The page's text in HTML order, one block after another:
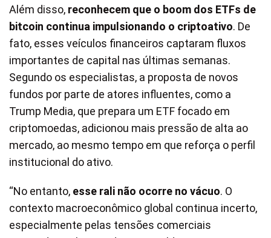
Além disso, reconhecem que o boom dos ETFs de
bitcoin continua impulsionando o criptoativo. De
fato, esses veículos financeiros captaram fluxos
importantes de capital nas últimas semanas.
Segundo os especialistas, a proposta de novos
fundos por parte de atores influentes, como a
Trump Media, que prepara um ETF focado em
criptomoedas, adicionou mais pressão de alta ao
mercado, ao mesmo tempo em que reforça o perfil
institucional do ativo.
“No entanto, esse rali não ocorre no vácuo. O
contexto macroeconômico global continua incerto,
especialmente pelas tensões comerciais